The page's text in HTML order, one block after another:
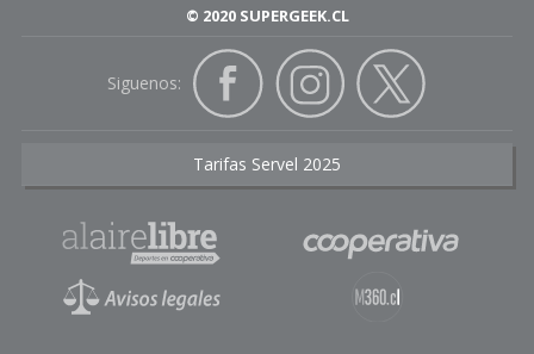
© 2020 SUPERGEEK.CL
Siguenos:
Tarifas Servel 2025